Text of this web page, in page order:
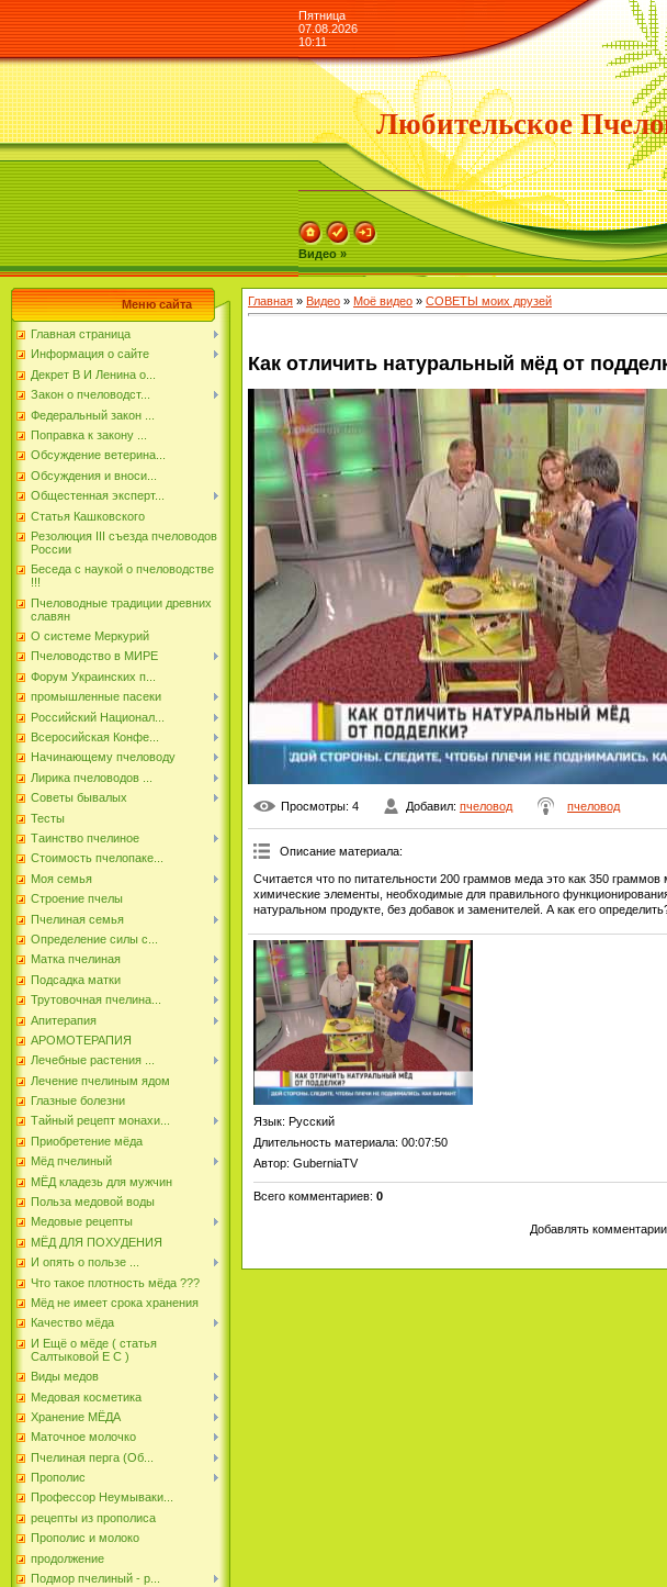
Пятница
07.08.2026
10:11
Любительское
Видео »
Меню сайта
Главная страница
Информация о сайте
Декрет В И Ленина о...
Закон о пчеловодст...
Федеральный закон ...
Поправка к закону ...
Обсуждение ветерина...
Обсуждения и вноси...
Общестенная эксперт...
Статья Кашковского
Резолюция III съезда пчеловодов
России
Беседа с наукой о пчеловодстве
!!!
Пчеловодные традиции древних
славян
О системе Меркурий
Пчеловодство в МИРЕ
Форум Украинских п...
промышленные пасеки
Российский Национал...
Всеросийская Конфе...
Начинающему пчеловоду
Лирика пчеловодов ...
Советы бывалых
Тесты
Таинство пчелиное
Стоимость пчелопаке...
Моя семья
Строение пчелы
Пчелиная семья
Определение силы с...
Матка пчелиная
Подсадка матки
Трутовочная пчелина...
Апитерапия
АРОМОТЕРАПИЯ
Лечебные растения ...
Лечение пчелиным ядом
Глазные болезни
Тайный рецепт монахи...
Приобретение мёда
Мёд пчелиный
МЁД кладезь для мужчин
Польза медовой воды
Медовые рецепты
МЁД ДЛЯ ПОХУДЕНИЯ
И опять о пользе ...
Что такое плотность мёда ???
Мёд не имеет срока хранения
Качество мёда
И Ещё о мёде ( статья
Салтыковой Е С )
Виды медов
Медовая косметика
Хранение МЁДА
Маточное молочко
Пчелиная перга (Об...
Прополис
Профессор Неумываки...
рецепты из прополиса
Прополис и молоко
продолжение
Подмор пчелиный - р...
Главная » Видео » Моё видео » СОВЕТЫ моих друзей
Как отличить натуральный мёд от
Просмотры: 4 Добавил: пчеловод пчеловод
Описание материала:
Считается что по питательности 200 граммов меда это как 350
химические элементы, необходимые для правильного
натуральном продукте, без добавок и заменителей. А как его
Язык: Русский
Длительность материала: 00:07:50
Автор: GuberniaTV
Всего комментариев: 0
Добавлять